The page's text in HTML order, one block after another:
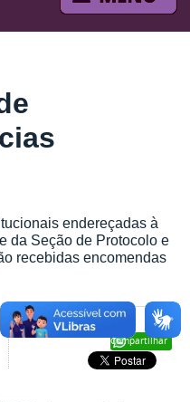
endereçadas à
da Seção de Protocolo e
recebidas encomendas
Compartilhar